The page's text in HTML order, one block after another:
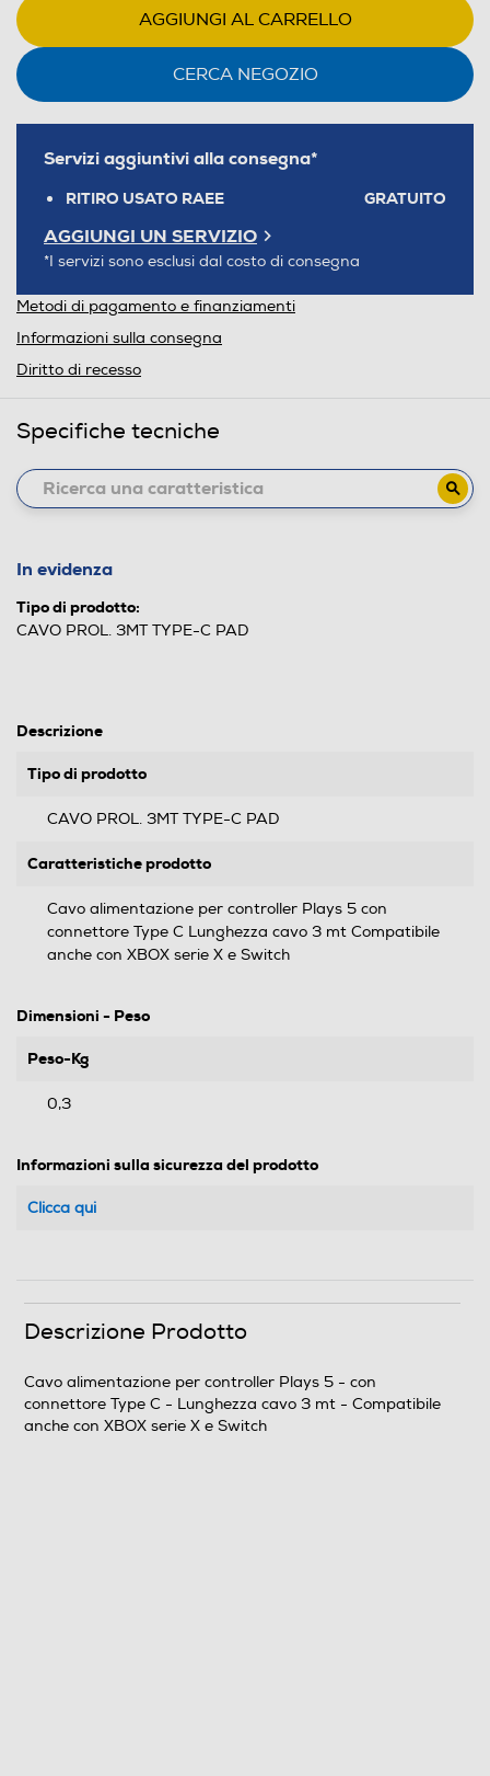
AGGIUNGI AL CARRELLO
CERCA NEGOZIO
Servizi aggiuntivi alla consegna*
RITIRO USATO RAEE GRATUITO
AGGIUNGI UN SERVIZIO
*I servizi sono esclusi dal costo di consegna
Metodi di pagamento e finanziamenti
Informazioni sulla consegna
Diritto di recesso
Specifiche tecniche
In evidenza
Tipo di prodotto:
CAVO PROL. 3MT TYPE-C PAD
Descrizione
Tipo di prodotto
CAVO PROL. 3MT TYPE-C PAD
Caratteristiche prodotto
Cavo alimentazione per controller Plays 5 con
connettore Type C Lunghezza cavo 3 mt Compatibile
anche con XBOX serie X e Switch
Dimensioni - Peso
Peso-Kg
0,3
Informazioni sulla sicurezza del prodotto
Clicca qui
Descrizione Prodotto
Cavo alimentazione per controller Plays 5 - con
connettore Type C - Lunghezza cavo 3 mt - Compatibile
anche con XBOX serie X e Switch